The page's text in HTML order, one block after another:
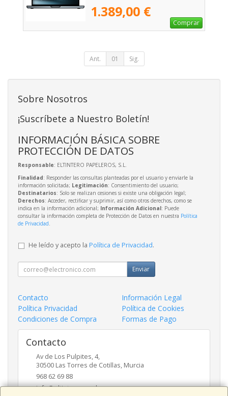
1.389,00 €
Comprar
Ant. 01 Sig.
Sobre Nosotros
¡Suscríbete a Nuestro Boletín!
INFORMACIÓN BÁSICA SOBRE
PROTECCIÓN DE DATOS
Responsable: ELTINTERO PAPELEROS, S.L.
Finalidad: Responder las consultas planteadas por el usuario y enviarle la
información solicitada; Legitimación: Consentimiento del usuario;
Destinatarios: Solo se realizan cesiones si existe una obligación legal;
Derechos: Acceder, rectificar y suprimir, así como otros derechos, como se
indica en la información adicional; Información Adicional: Puede
consultar la información completa de Protección de Datos en nuestra Política
de Privacidad.
He leído y acepto la Política de Privacidad.
Enviar
Contacto
Información Legal
Política Privacidad
Política de Cookies
Condiciones de Compra
Formas de Pago
Contacto
Av de Los Pulpites, 4,
30500 Las Torres de Cotillas, Murcia
968 62 69 88
info@eltinteropapeleros.com